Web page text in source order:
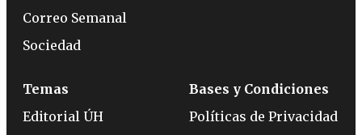
Correo Semanal
Sociedad
Temas
Editorial ÚH
Bases y Condiciones
Políticas de Privacidad